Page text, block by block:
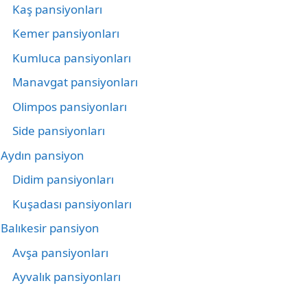
Kaş pansiyonları
Kemer pansiyonları
Kumluca pansiyonları
Manavgat pansiyonları
Olimpos pansiyonları
Side pansiyonları
Aydın pansiyon
Didim pansiyonları
Kuşadası pansiyonları
Balıkesir pansiyon
Avşa pansiyonları
Ayvalık pansiyonları